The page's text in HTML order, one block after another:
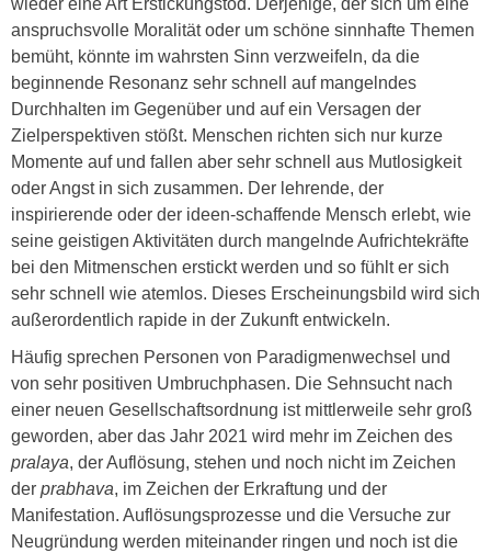
anspruchsvolle Moralität oder um schöne sinnhafte Themen
bemüht, könnte im wahrsten Sinn verzweifeln, da die
beginnende Resonanz sehr schnell auf mangelndes
Durchhalten im Gegenüber und auf ein Versagen der
Zielperspektiven stößt. Menschen richten sich nur kurze
Momente auf und fallen aber sehr schnell aus Mutlosigkeit
oder Angst in sich zusammen. Der lehrende, der
inspirierende oder der ideen-schaffende Mensch erlebt, wie
seine geistigen Aktivitäten durch mangelnde Aufrichtekräfte
bei den Mitmenschen erstickt werden und so fühlt er sich
sehr schnell wie atemlos. Dieses Erscheinungsbild wird sich
außerordentlich rapide in der Zukunft entwickeln.
Häufig sprechen Personen von Paradigmenwechsel und
von sehr positiven Umbruchphasen. Die Sehnsucht nach
einer neuen Gesellschaftsordnung ist mittlerweile sehr groß
geworden, aber das Jahr 2021 wird mehr im Zeichen des
pralaya, der Auflösung, stehen und noch nicht im Zeichen
der prabhava, im Zeichen der Erkraftung und der
Manifestation. Auflösungsprozesse und die Versuche zur
Neugründung werden miteinander ringen und noch ist die